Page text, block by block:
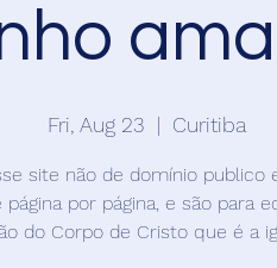
Fri, Aug 23
  |
Curitiba
site não de domínio publico
por página, e são para
do Corpo de Cristo que é a